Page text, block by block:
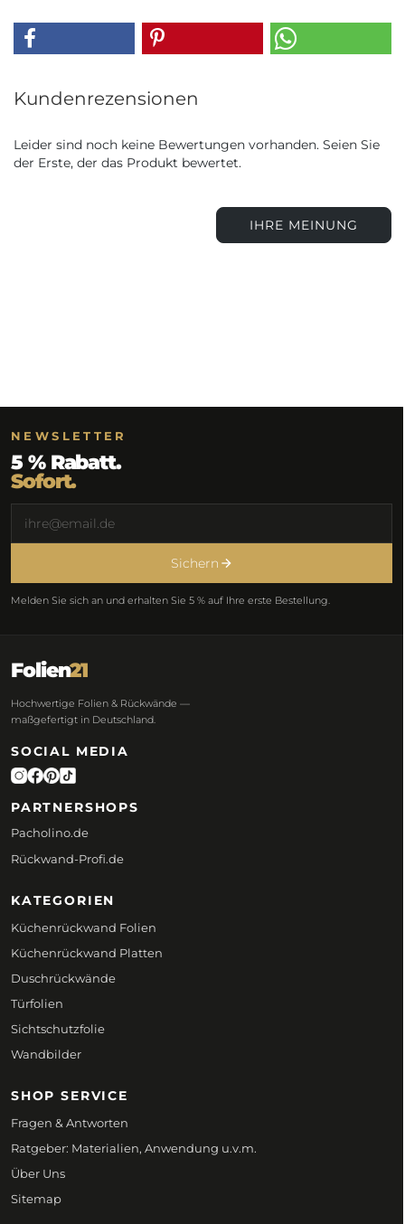
Kundenrezensionen
Leider sind noch keine Bewertungen vorhanden. Seien Sie
der Erste, der das Produkt bewertet.
IHRE MEINUNG
NEWSLETTER
5 % Rabatt.
Sofort.
Sichern
Melden Sie sich an und erhalten Sie 5 % auf Ihre erste Bestellung.
Folien21
Hochwertige Folien & Rückwände —
maßgefertigt in Deutschland.
SOCIAL MEDIA
PARTNERSHOPS
Pacholino.de
Rückwand-Profi.de
KATEGORIEN
Küchenrückwand Folien
Küchenrückwand Platten
Duschrückwände
Türfolien
Sichtschutzfolie
Wandbilder
SHOP SERVICE
Fragen & Antworten
Ratgeber: Materialien, Anwendung u.v.m.
Über Uns
Sitemap